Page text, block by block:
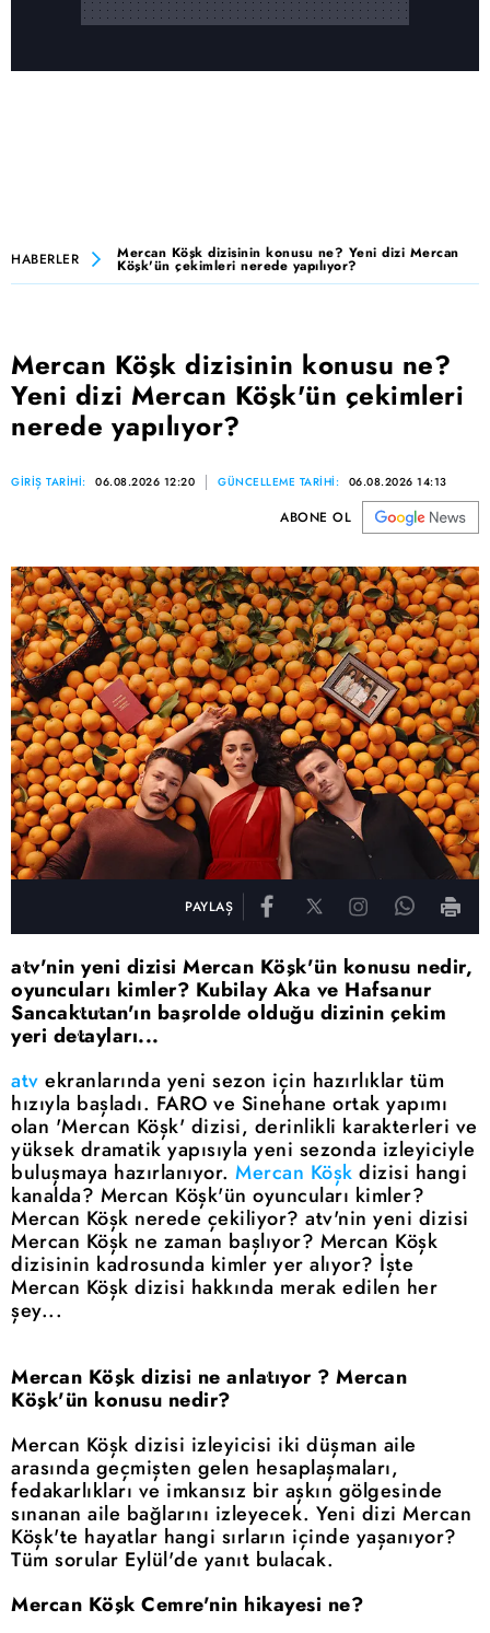
HABERLER Mercan Köşk dizisinin konusu ne? Yeni dizi Mercan
Köşk'ün çekimleri nerede yapılıyor?
Mercan Köşk dizisinin konusu ne?
Yeni dizi Mercan Köşk'ün çekimleri
nerede yapılıyor?
GİRİŞ TARİHİ: 06.08.2026 12:20 GÜNCELLEME TARİHİ: 06.08.2026 14:13
ABONE OL
PAYLAŞ
atv'nin yeni dizisi Mercan Köşk'ün konusu nedir,
oyuncuları kimler? Kubilay Aka ve Hafsanur
Sancaktutan'ın başrolde olduğu dizinin çekim
yeri detayları...
atv ekranlarında yeni sezon için hazırlıklar tüm
hızıyla başladı. FARO ve Sinehane ortak yapımı
olan 'Mercan Köşk' dizisi, derinlikli karakterleri ve
yüksek dramatik yapısıyla yeni sezonda izleyiciyle
buluşmaya hazırlanıyor. Mercan Köşk dizisi hangi
kanalda? Mercan Köşk'ün oyuncuları kimler?
Mercan Köşk nerede çekiliyor? atv'nin yeni dizisi
Mercan Köşk ne zaman başlıyor? Mercan Köşk
dizisinin kadrosunda kimler yer alıyor? İşte
Mercan Köşk dizisi hakkında merak edilen her
şey...
Mercan Köşk dizisi ne anlatıyor ? Mercan
Köşk'ün konusu nedir?
Mercan Köşk dizisi izleyicisi iki düşman aile
arasında geçmişten gelen hesaplaşmaları,
fedakarlıkları ve imkansız bir aşkın gölgesinde
sınanan aile bağlarını izleyecek. Yeni dizi Mercan
Köşk'te hayatlar hangi sırların içinde yaşanıyor?
Tüm sorular Eylül'de yanıt bulacak.
Mercan Köşk Cemre'nin hikayesi ne?